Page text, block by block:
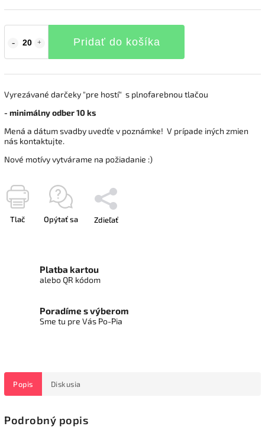
Pridať do košíka
Vyrezávané darčeky "pre hostí" s plnofarebnou tlačou
- minimálny odber 10 ks
Mená a dátum svadby uvedťe v poznámke! V prípade iných zmien
nás kontaktujte.
Nové motívy vytvárame na požiadanie :)
Tlač Opýtať sa Zdieľať
Platba kartou
alebo QR kódom
Poradíme s výberom
Sme tu pre Vás Po-Pia
Popis Diskusia
Podrobný popis